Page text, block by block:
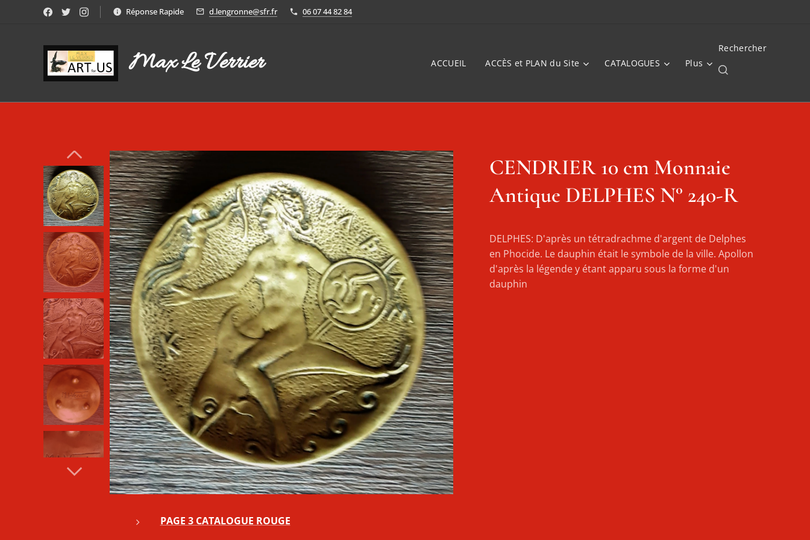
Réponse Rapide d.lengronne@sfr.fr 06 07 44 82 84
Max Le Verrier ACCUEIL ACCÈS et PLAN du Site CATALOGUES Plus
Rechercher
CENDRIER 10 cm Monnaie
Antique DELPHES N° 240-R
DELPHES: D'après un tétradrachme d'argent de Delphes
en Phocide. Le dauphin était le symbole de la ville. Apollon
d'après la légende y étant apparu sous la forme d'un
dauphin
PAGE 3 CATALOGUE ROUGE